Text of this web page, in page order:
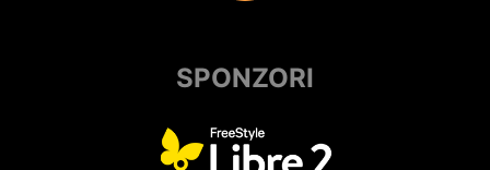
SPONZORI